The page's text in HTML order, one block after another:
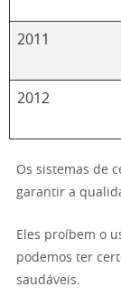
2011
2012
Os sistemas de
garantir a
Eles proíbem o
podemos ter
saudáveis.